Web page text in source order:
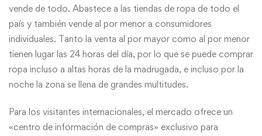
vende de todo. Abastece a las tiendas de ropa de todo el
país y también vende al por menor a consumidores
individuales. Tanto la venta al por mayor como al por menor
tienen lugar las 24 horas del día, por lo que se puede comprar
ropa incluso a altas horas de la madrugada, e incluso por la
noche la zona se llena de grandes multitudes.
Para los visitantes internacionales, el mercado ofrece un
«centro de información de compras» exclusivo para